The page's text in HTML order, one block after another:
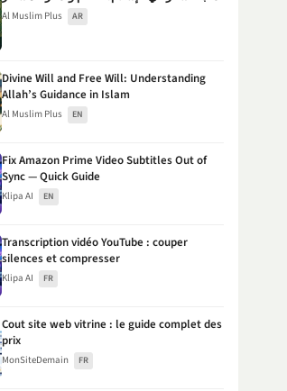
Al Muslim Plus AR
Divine Will and Free Will: Understanding
Allah’s Guidance in Islam
Al Muslim Plus EN
Fix Amazon Prime Video Subtitles Out of
Sync — Quick Guide
Klipa AI EN
Transcription vidéo YouTube : couper
silences et compresser
Klipa AI FR
Cout site web vitrine : le guide complet des
prix
MonSiteDemain FR